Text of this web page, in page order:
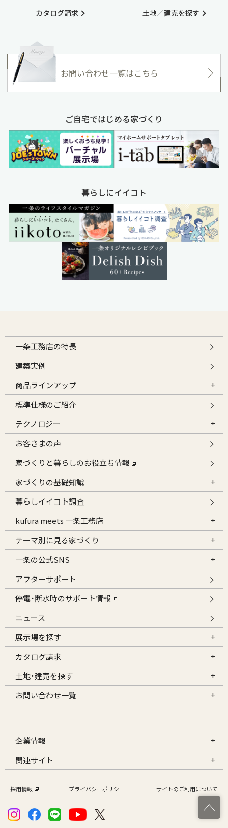
カタログ請求 土地／建売を探す
お問い合わせ一覧はこちら
ご自宅ではじめる家づくり
暮らしにイイコト
一条工務店の特長
建築実例
商品ラインアップ
標準仕様のご紹介
テクノロジー
お客さまの声
家づくりと暮らしのお役立ち情報
家づくりの基礎知識
暮らしイイコト調査
kufura meets 一条工務店
テーマ別に見る家づくり
一条の公式SNS
アフターサポート
停電・断水時のサポート情報
ニュース
展示場を探す
カタログ請求
土地・建売を探す
お問い合わせ一覧
企業情報
関連サイト
採用情報 プライバシーポリシー サイトのご利用について